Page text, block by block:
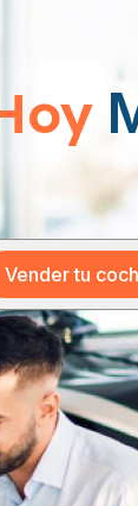
Vender tu